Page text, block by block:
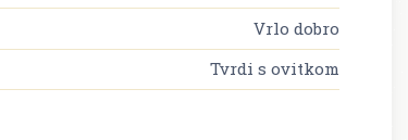
Vrlo dobro
Tvrdi s ovitkom